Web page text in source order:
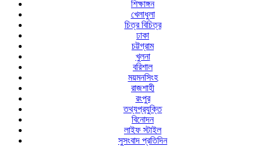
শিক্ষাঙ্গন
খেলাধুলা
চিত্র বিচিত্র
ঢাকা
চট্টগ্রাম
খুলনা
বরিশাল
ময়মনসিংহ
রাজশাহী
রংপুর
তথ্যপ্রযুক্তি
বিনোদন
লাইফ স্টাইল
সুসংবাদ প্রতিদিন